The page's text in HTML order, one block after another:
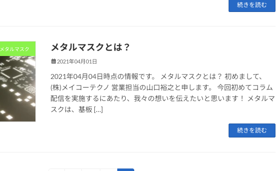
続きを読む
メタルマスク メタルマスクとは？
2021年04月01日
2021年04月04日時点の情報です。 メタルマスクとは？ 初めまして、
(株)メイコーテクノ 営業担当の山口裕之と申します。 今回初めてコラム
配信を実施するにあたり、我々の想いを伝えたいと思います！ メタルマ
スクは、基板 […]
続きを読む